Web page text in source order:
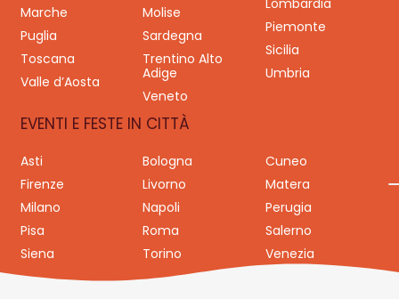
Lombardia
Marche
Molise
Piemonte
Puglia
Sardegna
Sicilia
Toscana
Trentino Alto
Adige
Umbria
Valle d’Aosta
Veneto
EVENTI E FESTE IN CITTÀ
Asti Bologna
Cuneo
Firenze
Livorno
Matera
Milano
Napoli
Perugia
Pisa
Roma
Salerno
Siena
Torino Venezia